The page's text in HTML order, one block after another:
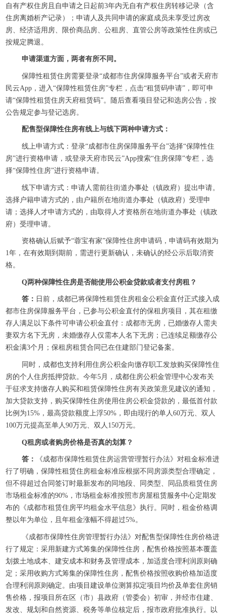
自有产权住房且自申请之日起前3年内无自有产权住房转移记录（含
住房离婚析产记录）；申请人及共同申请的家庭成员未享受过房改
房、经济适用房、限价商品房、公租房、直管公房等政策性住房或已
按规定腾退。
申请渠道方面，两者有所不同。
保障性租赁住房需要登录“成都市住房保障服务平台”或者天府市
民云App，进入“保障性租赁住房”专栏，点击“租赁码申请”，即可申
请“保障性租赁住房天府租赁码”。随后查看项目登记和选房公告，按
公告规定参与登记选房。
配售型保障性住房有线上与线下两种申请方式：
线上申请方式：登录“成都市住房保障服务平台”选择“保障性住
房”进行资格申请，或登录天府市民云”App搜索“住房保障”专栏，选
择“保障性住房”进行资格申请。
线下申请方式：申请人需前往街道办事处（镇政府）提出申请。
选择户籍申请方式的，由户籍所在地街道办事处（镇政府）受理申
请；选择人才申请方式的，由取得人才资格所在地街道办事处（镇政
府）受理申请。
资格确认后赋予“蓉宝有家”保障性住房申请码，申请码有效期为
1年，在有效期到期前，需进行更新确认，未确认的经公示后取消资
格。
Q两种保障性住房是否能使用公积金贷款或者支付房租？
答： 日前，成都已将保障性租赁住房租金公积金直付正式接入成
都市住房保障服务平台，已参与公积金直付的保租房项目，其在租缴
存人满足以下条件可申请公积金直付：成都市无房，已婚缴存人需夫
妻双方名下无房，未婚缴存人仅需本人名下无房；已连续足额缴存公
积金满3个月；保租房租赁合同已在住建部门登记备案。
同时，成都也支持利用住房公积金向缴存职工发放购买保障性住
房的个人住房抵押贷款。今年5月，成都住房公积金管理中心发布关
于征求支持缴存人购买和租赁保障性住房有关政策意见建议的通知，
加大贷款支持，购买保障性住房使用住房公积金贷款的，最低首付款
比例为15%，最高贷款额度上浮50%，即由现行的单人60万元、双人
100万元提高至单人90万元、双人150万元。
Q租房或者购房价格是否真的划算？
答：
《成都市保障性租赁住房运营管理暂行办法》对租金标准进
行了明确，保障性租赁住房租金标准应根据不同房源类型合理确定，
但不得超过合同签订时最新发布的同地段、同类型、同品质租赁住房
市场租金标准的90%，市场租金标准按照市房屋租赁服务中心定期发
布的《成都市租赁住房平均租金水平信息》执行。同时，租金价格调
整以年为单位，且年租金涨幅不得超过5%。
《成都市保障性住房管理暂行办法》对配售型保障性住房价格进
行了规定：采用新建方式筹集的保障性住房，配售价格按照基本覆盖
划拨土地成本、建安成本和财务及管理成本，加适度合理利润原则确
定；采用收购方式筹集的保障性住房，配售价格按照收购价格加适度
合理利润原则确定。由项目建设单位测算拟定项目均价及单套住房销
售价格，报项目所在区（市）县政府（管委会）初审，并经市住建、
发改、规划和自然资源、税务等单位核定后，报市政府批准执行。以